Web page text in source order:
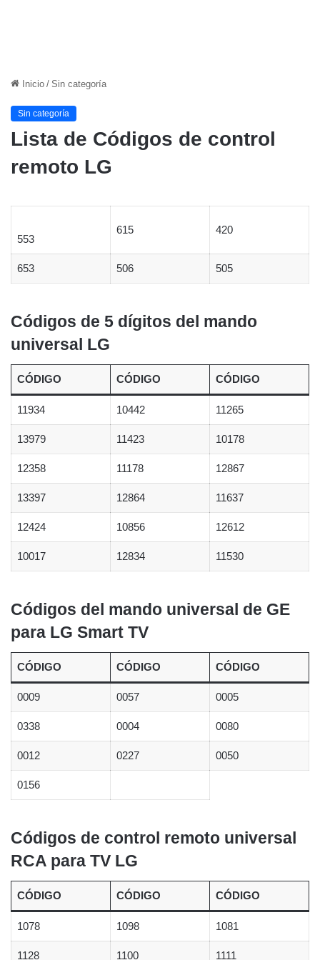
Inicio / Sin categoría
Sin categoría
Lista de Códigos de control
remoto LG
553
615 420
653 506 505
Códigos de 5 dígitos del mando
universal LG
CÓDIGO CÓDIGO CÓDIGO
11934 10442 11265
13979 11423 10178
12358 11178 12867
13397 12864 11637
12424 10856 12612
10017 12834 11530
Códigos del mando universal de GE
para LG Smart TV
CÓDIGO CÓDIGO CÓDIGO
0009 0057 0005
0338 0004 0080
0012 0227 0050
0156
Códigos de control remoto universal
RCA para TV LG
CÓDIGO CÓDIGO CÓDIGO
1078 1098 1081
1128 1100 1111